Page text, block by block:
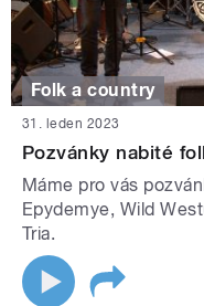
Folk a country
31. leden 2023
Pozvánky nabité
Máme pro vás
Epydemye, Wild
Tria.